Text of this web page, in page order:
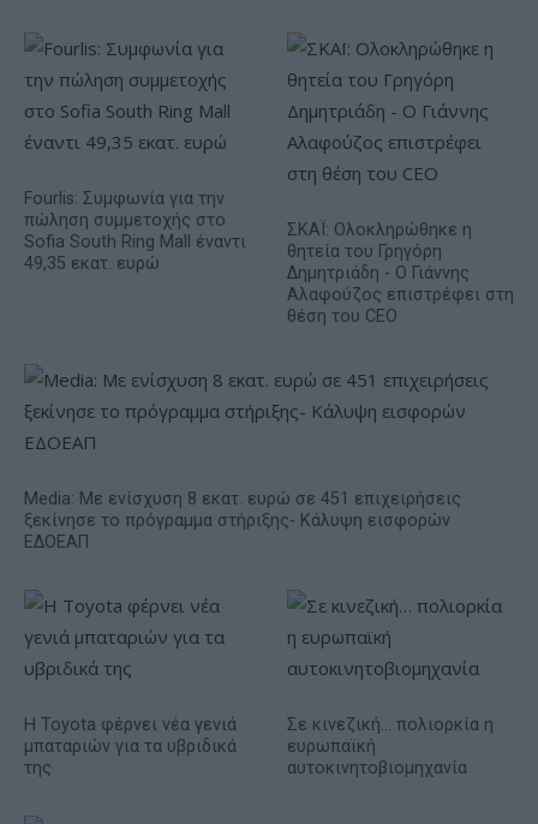
Fourlis: Συμφωνία για την
πώληση συμμετοχής στο
Sofia South Ring Mall έναντι
49,35 εκατ. ευρώ
ΣΚΑΪ: Ολοκληρώθηκε η
θητεία του Γρηγόρη
Δημητριάδη - Ο Γιάννης
Αλαφούζος επιστρέφει στη
θέση του CEO
Media: Με ενίσχυση 8 εκατ. ευρώ σε 451 επιχειρήσεις
ξεκίνησε το πρόγραμμα στήριξης- Κάλυψη εισφορών
ΕΔΟΕΑΠ
Η Toyota φέρνει νέα γενιά
μπαταριών για τα υβριδικά
της
Σε κινεζική… πολιορκία η
ευρωπαϊκή
αυτοκινητοβιομηχανία